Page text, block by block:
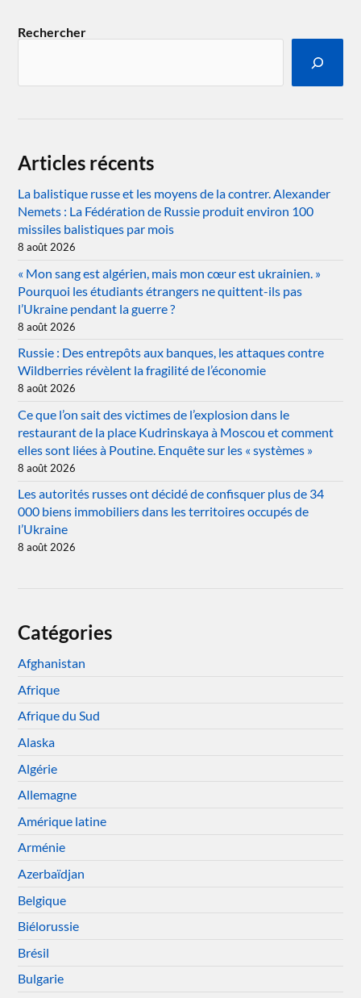
Rechercher
Articles récents
La balistique russe et les moyens de la contrer. Alexander
Nemets : La Fédération de Russie produit environ 100
missiles balistiques par mois
8 août 2026
« Mon sang est algérien, mais mon cœur est ukrainien. »
Pourquoi les étudiants étrangers ne quittent-ils pas
l’Ukraine pendant la guerre ?
8 août 2026
Russie : Des entrepôts aux banques, les attaques contre
Wildberries révèlent la fragilité de l’économie
8 août 2026
Ce que l’on sait des victimes de l’explosion dans le
restaurant de la place Kudrinskaya à Moscou et comment
elles sont liées à Poutine. Enquête sur les « systèmes »
8 août 2026
Les autorités russes ont décidé de confisquer plus de 34
000 biens immobiliers dans les territoires occupés de
l’Ukraine
8 août 2026
Catégories
Afghanistan
Afrique
Afrique du Sud
Alaska
Algérie
Allemagne
Amérique latine
Arménie
Azerbaïdjan
Belgique
Biélorussie
Brésil
Bulgarie